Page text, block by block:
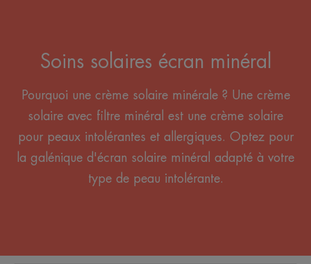
Soins solaires écran minéral
Pourquoi une crème solaire minérale ? Une crème
solaire avec filtre minéral est une crème solaire
pour peaux intolérantes et allergiques. Optez pour
la galénique d'écran solaire minéral adapté à votre
type de peau intolérante.